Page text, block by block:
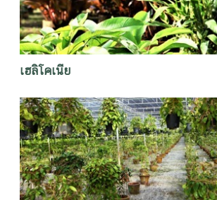
เฮลิโคเนีย